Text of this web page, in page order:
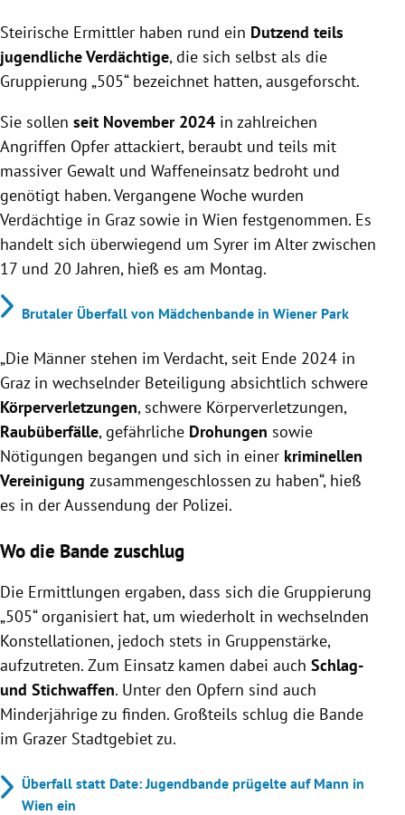
jugendliche Verdächtige der Gruppe „505“
ausgeforscht, die seit November 2024 zahlreiche
gewalttätige Übergriffe und Raubüberfälle
begangen haben sollen.
Die Verdächtigen, überwiegend Syrer im Alter von
17 bis 20 Jahren, traten meist in Gruppenstärke auf
und setzten dabei auch Schlag- und Stichwaffen
ein.
Festnahmen erfolgten in Graz und Wien, die
Ermittlungen zu weiteren Verdächtigen dauern an.
Steirische Ermittler haben rund ein Dutzend teils
jugendliche Verdächtige, die sich selbst als die
Gruppierung „505“ bezeichnet hatten, ausgeforscht.
Sie sollen seit November 2024 in zahlreichen
Angriffen Opfer attackiert, beraubt und teils mit
massiver Gewalt und Waffeneinsatz bedroht und
genötigt haben. Vergangene Woche wurden
Verdächtige in Graz sowie in Wien festgenommen. Es
handelt sich überwiegend um Syrer im Alter zwischen
17 und 20 Jahren, hieß es am Montag.
Brutaler Überfall von Mädchenbande in Wiener Park
„Die Männer stehen im Verdacht, seit Ende 2024 in
Graz in wechselnder Beteiligung absichtlich schwere
Körperverletzungen, schwere Körperverletzungen,
Raubüberfälle, gefährliche Drohungen sowie
Nötigungen begangen und sich in einer kriminellen
Vereinigung zusammengeschlossen zu haben“, hieß
es in der Aussendung der Polizei.
Wo die Bande zuschlug
Die Ermittlungen ergaben, dass sich die Gruppierung
„505“ organisiert hat, um wiederholt in wechselnden
Konstellationen, jedoch stets in Gruppenstärke,
aufzutreten. Zum Einsatz kamen dabei auch Schlag-
und Stichwaffen. Unter den Opfern sind auch
Minderjährige zu finden. Großteils schlug die Bande
im Grazer Stadtgebiet zu.
Überfall statt Date: Jugendbande prügelte auf Mann in
Wien ein